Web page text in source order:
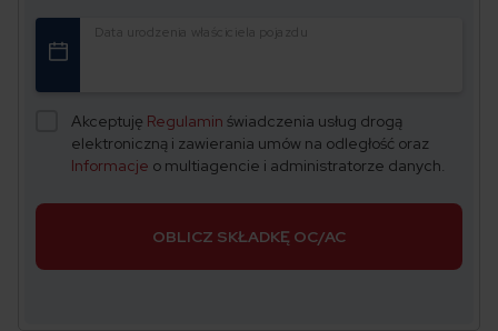
Data urodzenia właściciela pojazdu
Akceptuję Regulamin świadczenia usług drogą
elektroniczną i zawierania umów na odległość oraz
Informacje o multiagencie i administratorze danych.
OBLICZ SKŁADKĘ OC/AC